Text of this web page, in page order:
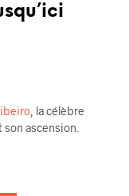
, la célèbre
ascension.